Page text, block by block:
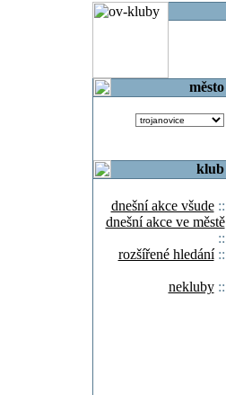
město
klub
dnešní akce všude::
dnešní akce ve městě
::
rozšířené hledání::
nekluby::